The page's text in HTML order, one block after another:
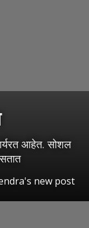
आहेत. सोशल
new post